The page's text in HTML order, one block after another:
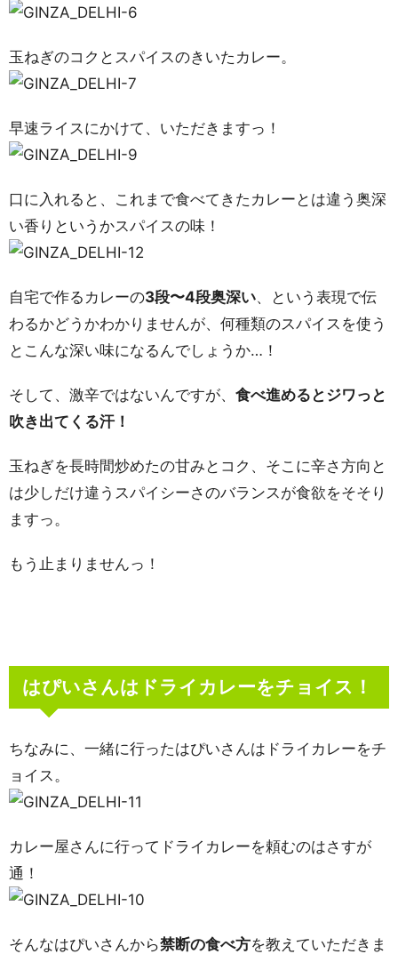
玉ねぎのコクとスパイスのきいたカレー。
早速ライスにかけて、いただきますっ！
口に入れると、これまで食べてきたカレーとは違う奥深
い香りというかスパイスの味！
自宅で作るカレーの3段〜4段奥深い、という表現で伝
わるかどうかわかりませんが、何種類のスパイスを使う
とこんな深い味になるんでしょうか…！
そして、激辛ではないんですが、 食べ進めるとジワっと
吹き出てくる汗！
玉ねぎを長時間炒めたの甘みとコク、そこに辛さ方向と
は少しだけ違うスパイシーさのバランスが食欲をそそり
ますっ。
もう止まりませんっ！
はぴいさんはドライカレーをチョイス！
ちなみに、一緒に行ったはぴいさんはドライカレーをチ
ョイス。
カレー屋さんに行ってドライカレーを頼むのはさすが
通！
そんなはぴいさんから禁断の食べ方を教えていただきま